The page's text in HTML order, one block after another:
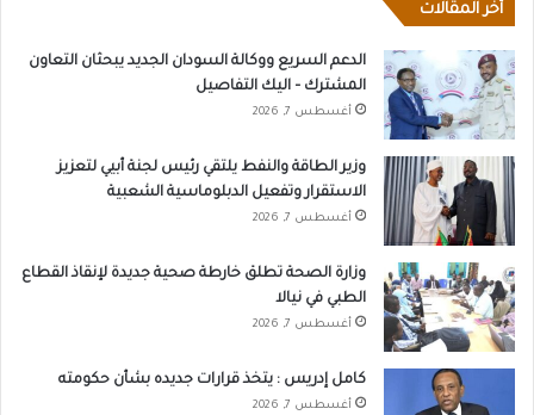
أخر المقالات
الدعم السريع ووكالة السودان الجديد يبحثان التعاون
المشترك – اليك التفاصيل
أغسطس 7, 2026
وزير الطاقة والنفط يلتقي رئيس لجنة أبيي لتعزيز
الاستقرار وتفعيل الدبلوماسية الشعبية
أغسطس 7, 2026
وزارة الصحة تطلق خارطة صحية جديدة لإنقاذ القطاع
الطبي في نيالا
أغسطس 7, 2026
كامل إدريس : يتخذ قرارات جديده بشأن حكومته
أغسطس 7, 2026